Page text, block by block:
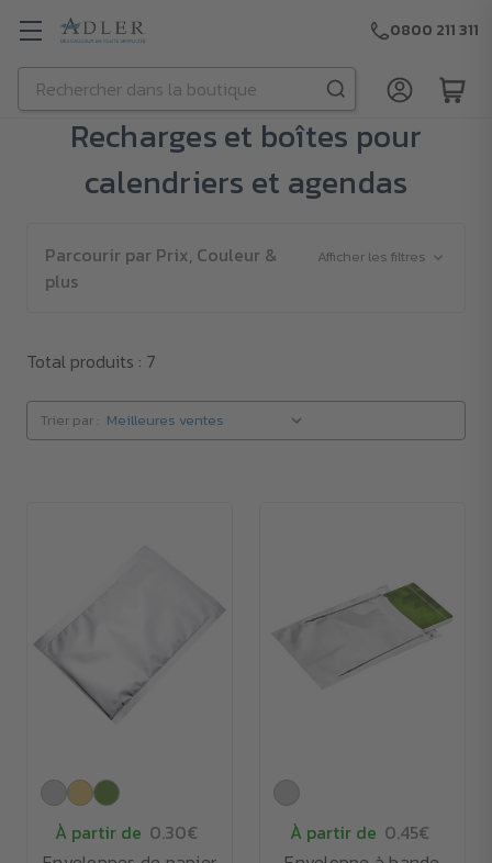
Passer au contenu principal
Rechercher
0800 211 311
Recharges et boîtes pour
calendriers et agendas
Parcourir par Prix, Couleur &
plus
Afficher les filtres
Total produits : 7
Trier par :
À partir de 0.30€
À partir de 0.45€